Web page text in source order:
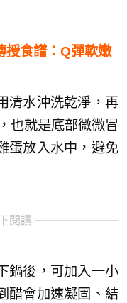
授食譜：Q彈軟嫩
清水沖洗乾淨，再
也就是底部微微冒
蛋放入水中，避免
閱讀
鍋後，可加入一小
醋會加速凝固、結